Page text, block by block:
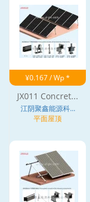
¥0.167 / Wp *
JX011 Concret...
江阴聚鑫能源科...
平面屋顶